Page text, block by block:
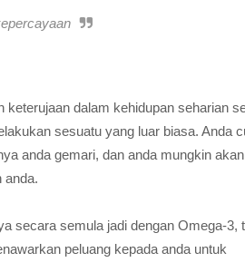
dalam kehidupan seharian
sesuatu yang luar biasa. Anda
anda gemari, dan anda mungkin akan
anda.
secara semula jadi dengan Omega-3,
peluang kepada anda untuk